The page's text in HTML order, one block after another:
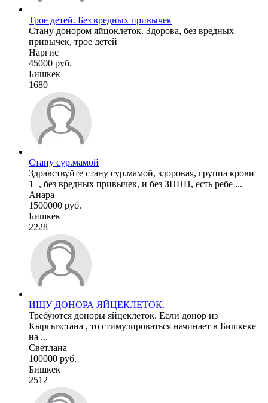
Трое детей. Без вредных привычек
Стану донором яйцоклеток. Здорова, без вредных
привычек, трое детей
Наргис
45000 руб.
Бишкек
1680
Стану сур.мамой
Здравствуйте стану сур.мамой, здоровая, группа крови
1+, без вредных привычек, и без ЗППП, есть ребе ...
Анара
1500000 руб.
Бишкек
2228
ИЩУ ДОНОРА ЯЙЦЕКЛЕТОК.
Требуются доноры яйцеклеток. Если донор из
Кыргызстана , то стимулироваться начинает в Бишкеке
на ...
Светлана
100000 руб.
Бишкек
2512